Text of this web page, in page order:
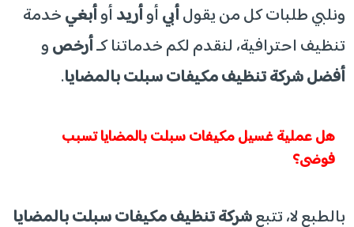
ونلبي طلبات كل من يقولأبيأوأريدأوأبغيخدمة
تنظيف احترافية، لنقدم لكم خدماتنا كـأرخصو
أفضل شركة تنظيف مكيفات سبلت بالمضايا.
​هل عملية غسيل مكيفات سبلت بالمضايا تسبب
فوضى؟
​بالطبع لا، تتبعشركة تنظيف مكيفات سبلت بالمضايا